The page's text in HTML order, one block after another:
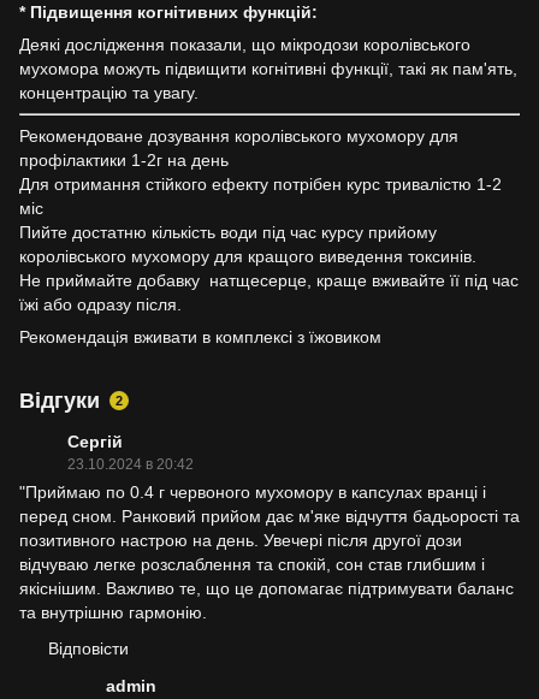
* Підвищення когнітивних функцій:
Деякі дослідження показали, що мікродози королівського
мухомора можуть підвищити когнітивні функції, такі як пам'ять,
концентрацію та увагу.
Рекомендоване дозування королівського мухомору для
профілактики 1-2г на день
Для отримання стійкого ефекту потрібен курс тривалістю 1-2
міс
Пийте достатню кількість води під час курсу прийому
королівського мухомору для кращого виведення токсинів.
Не приймайте добавку натщесерце, краще вживайте її під час
їжі або одразу після.
Рекомендація вживати в комплексі з їжовиком
Відгуки 2
Сергій
23.10.2024 в 20:42
"Приймаю по 0.4 г червоного мухомору в капсулах вранці і
перед сном. Ранковий прийом дає м'яке відчуття бадьорості та
позитивного настрою на день. Увечері після другої дози
відчуваю легке розслаблення та спокій, сон став глибшим і
якіснішим. Важливо те, що це допомагає підтримувати баланс
та внутрішню гармонію.
Відповісти
admin